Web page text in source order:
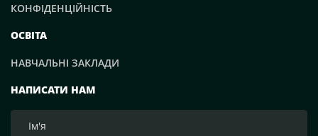
НАПИСАТИ НАМ
КОНФІДЕНЦІЙНІСТЬ
ОСВІТА
НАВЧАЛЬНІ ЗАКЛАДИ